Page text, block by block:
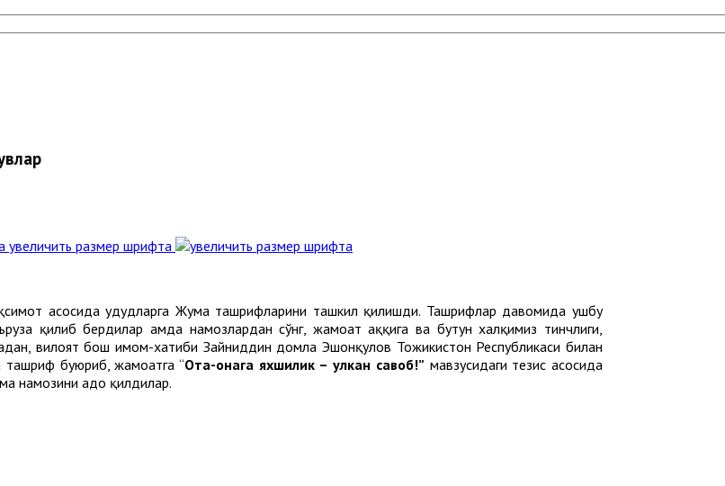
увеличить размер шрифта
асосида ҳудудларга Жума ташрифларини ташкил қилишди. Ташрифлар давомида ушбу
қилиб бердилар ҳамда намозлардан сўнг, жамоат ҳаққига ва бутун халқимиз тинчлиги,
вилоят бош имом-хатиби Зайниддин домла Эшонқулов Тожикистон Республикаси билан
ташриф буюриб, жамоатга “Ота-онага яхшилик – улкан савоб!” мавзусидаги тезис асосида
намозини адо қилдилар.